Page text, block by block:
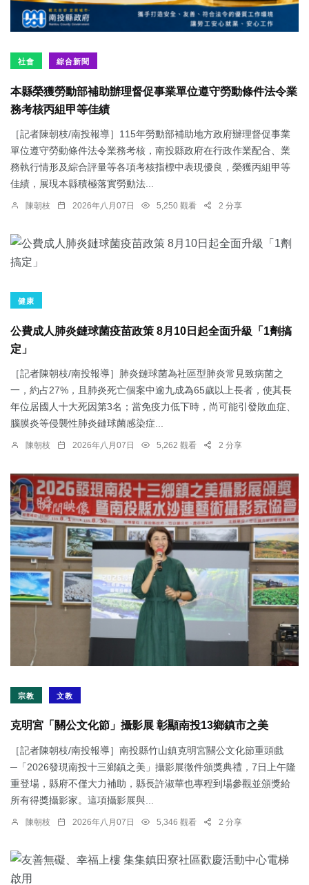
社會 綜合新聞
本縣榮獲勞動部補助辦理督促事業單位遵守勞動條件法令業
務考核丙組甲等佳績
［記者陳朝枝/南投報導］115年勞動部補助地方政府辦理督促事業
單位遵守勞動條件法令業務考核，南投縣政府在行政作業配合、業
務執行情形及綜合評量等各項考核指標中表現優良，榮獲丙組甲等
佳績，展現本縣積極落實勞動法...
陳朝枝 2026年八月07日 5,250 觀看 2 分享
健康
公費成人肺炎鏈球菌疫苗政策 8月10日起全面升級「1劑搞
定」
［記者陳朝枝/南投報導］肺炎鏈球菌為社區型肺炎常見致病菌之
一，約占27%，且肺炎死亡個案中逾九成為65歲以上長者，使其長
年位居國人十大死因第3名；當免疫力低下時，尚可能引發敗血症、
腦膜炎等侵襲性肺炎鏈球菌感染症...
陳朝枝 2026年八月07日 5,262 觀看 2 分享
宗教 文教
克明宮「關公文化節」攝影展 彰顯南投13鄉鎮市之美
［記者陳朝枝/南投報導］南投縣竹山鎮克明宮關公文化節重頭戲
─「2026發現南投十三鄉鎮之美」攝影展徵件頒獎典禮，7日上午隆
重登場，縣府不僅大力補助，縣長許淑華也專程到場參觀並頒獎給
所有得獎攝影家。這項攝影展與...
陳朝枝 2026年八月07日 5,346 觀看 2 分享